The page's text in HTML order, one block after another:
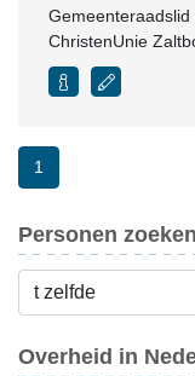
ChristenUnie
1
Personen zoeken
Overheid in